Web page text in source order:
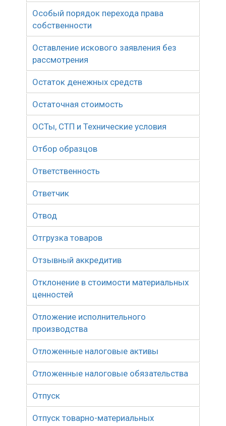
Особый порядок перехода права
собственности
Оставление искового заявления без
рассмотрения
Остаток денежных средств
Остаточная стоимость
ОСТы, СТП и Технические условия
Отбор образцов
Ответственность
Ответчик
Отвод
Отгрузка товаров
Отзывный аккредитив
Отклонение в стоимости материальных
ценностей
Отложение исполнительного
производства
Отложенные налоговые активы
Отложенные налоговые обязательства
Отпуск
Отпуск товарно-материальных